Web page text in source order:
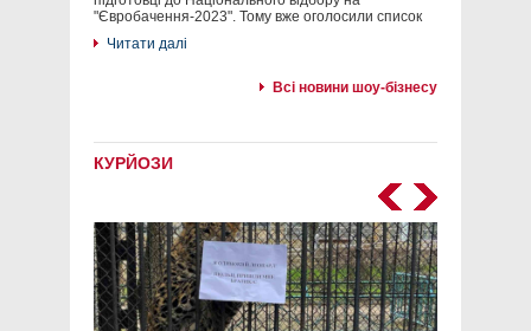
"Євробачення-2023". Тому вже оголосили список
Читати далі
Всі новини шоу-бізнесу
КУРЙОЗИ